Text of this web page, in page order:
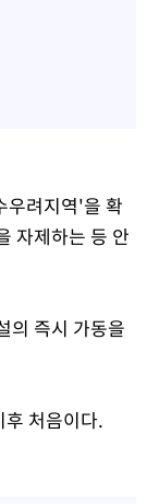
우려지역'을 확
자제하는 등 안
의 즉시 가동을
처음이다.